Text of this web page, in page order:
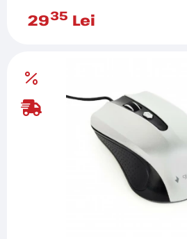
2935 Lei